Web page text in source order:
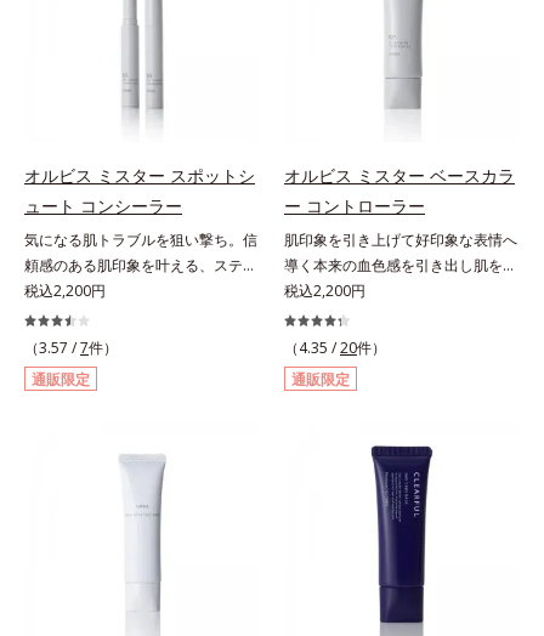
ンケア発想の化粧下地です。保湿成
クリームのようにぴたっと密着。乾
燥による小ジワを目立たなく(*1)
す。むやみに隠すのではなくふわり
アのW効果で軽やかな美肌を印象づ
けます。紫外線吸収剤フリーなのに
高SPF値、さらにスキンプロテクト
複合成分(*3)が、ブルーライト、紫
外線、大気中の微粒子汚れなどの外
的ダメージから肌表面をガードしま
す。【カバー効果】保湿性凹凸カバ
すい肌にうるおいを届けながら、光
拡散効果で乾燥小ジワや毛穴もカバ
ーします。【ラスティング効果】皮
はしっかり残すことでカバー力を保
や口元、シミやくすみの気になる頬
にもピタッと密着。薄づきなのにカ
バー力が高く、幅広く活躍します。
アルロン酸を配合した肌にやさしい
す。* 乾燥による
オルビス ミスター スポットシ
ュート コンシーラー
気になる肌トラブルを狙い撃ち。信
頼感のある肌印象を叶える、スティ
ックコンシーラー。自然な仕上がり
とカバー力を両立させた、スティッ
ク状のコンシーラーです。「6mm
口径スポットシューター設計」で、
まるでバスケのシュートを決めるよ
線を描くように気になる部分を塗り
つぶし、指でやさしくなじませるだ
けで肌トラブルを自然にぼかしてカ
さらにハイカバーな仕上がりに。テ
税込2,200円
（3.57 /7件）
通販限定
オルビス ミスター ベースカラ
ー コントローラー
肌印象を引き上げて好印象な表情へ
導く本来の血色感を引き出し肌を均
一に整えるベースカラー。スキンケ
ア感覚で絶好調な肌へ整えるベース
コントロールカラーです。肌トラブ
ルを“覆い隠す”のではなく、“光で整
える”オレンジフィルター理論に着
ヒゲ、毛穴の影などの「青」を引い
て、血色のよいイキイキとした印象
の「赤」を肌にプラス。毛穴のデコ
ボコやザラつき、肌色のムラを光で
整え、肌本来の魅力を引き出し、印
男性の肌色に合わせた色設計で、ど
んな肌色でも自然な仕上がりを叶え
税込2,200円
（4.35 /20件）
通販限定